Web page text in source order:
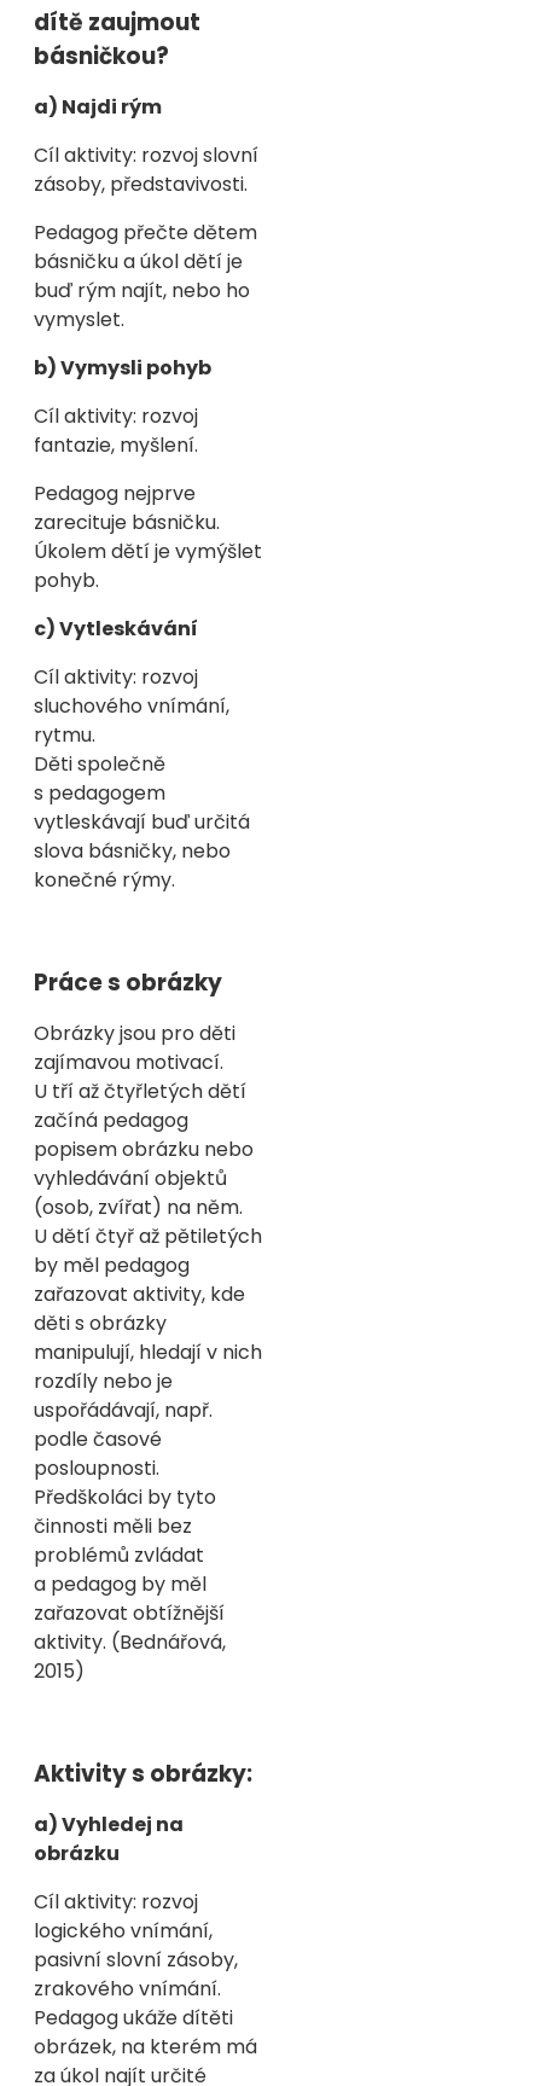
dítě zaujmout
básničkou?
a) Najdi rým
Cíl aktivity: rozvoj slovní
zásoby, představivosti.
Pedagog přečte dětem
básničku a úkol dětí je
buď rým najít, nebo ho
vymyslet.
b) Vymysli pohyb
Cíl aktivity: rozvoj
fantazie, myšlení.
Pedagog nejprve
zarecituje básničku.
Úkolem dětí je vymýšlet
pohyb.
c) Vytleskávání
Cíl aktivity: rozvoj
sluchového vnímání,
rytmu.
Děti společně
s pedagogem
vytleskávají buď určitá
slova básničky, nebo
konečné rýmy.
Práce s obrázky
Obrázky jsou pro děti
zajímavou motivací.
U tří až čtyřletých dětí
začíná pedagog
popisem obrázku nebo
vyhledávání objektů
(osob, zvířat) na něm.
U dětí čtyř až pětiletých
by měl pedagog
zařazovat aktivity, kde
děti s obrázky
manipulují, hledají v nich
rozdíly nebo je
uspořádávají, např.
podle časové
posloupnosti.
Předškoláci by tyto
činnosti měli bez
problémů zvládat
a pedagog by měl
zařazovat obtížnější
aktivity. (Bednářová,
2015)
Aktivity s obrázky:
a) Vyhledej na
obrázku
Cíl aktivity: rozvoj
logického vnímání,
pasivní slovní zásoby,
zrakového vnímání.
Pedagog ukáže dítěti
obrázek, na kterém má
za úkol najít určité